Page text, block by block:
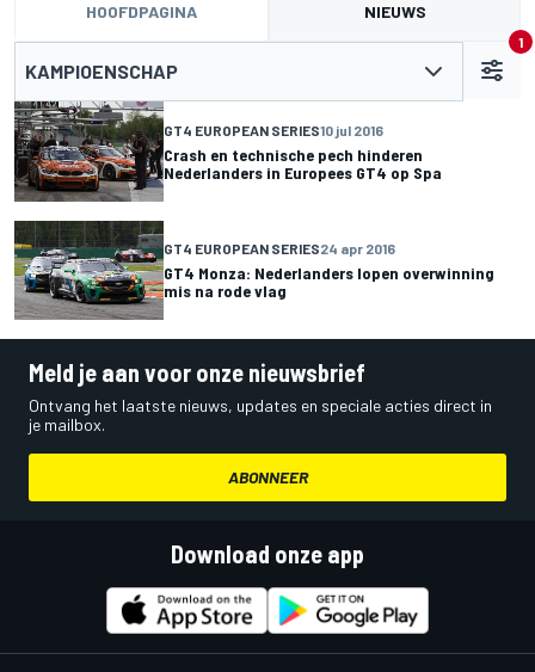
HOOFDPAGINA NIEUWS
KAMPIOENSCHAP
1
GT4 EUROPEAN SERIES10 jul 2016
Crash en technische pech hinderen
Nederlanders in Europees GT4 op Spa
GT4 EUROPEAN SERIES24 apr 2016
GT4 Monza: Nederlanders lopen overwinning
mis na rode vlag
Meld je aan voor onze nieuwsbrief
Ontvang het laatste nieuws, updates en speciale acties direct in
je mailbox.
ABONNEER
Download onze app